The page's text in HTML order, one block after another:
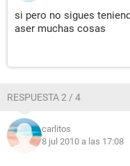
si pero no sigues
aser muchas cosas
RESPUESTA 2 / 4
carlitos
8 jul 2010 a las 17:08